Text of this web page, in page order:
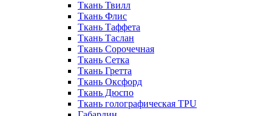
Ткань Твилл
Ткань Флис
Ткань Таффета
Ткань Таслан
Ткань Сорочечная
Ткань Сетка
Ткань Гретта
Ткань Оксфорд
Ткань Дюспо
Ткань голографическая TPU